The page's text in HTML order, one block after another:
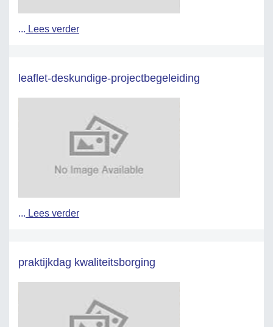
... Lees verder
leaflet-deskundige-projectbegeleiding
... Lees verder
praktijkdag kwaliteitsborging